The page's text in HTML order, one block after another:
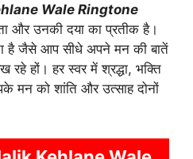
Wale Ringtone
और उनकी दया का प्रतीक है।
है जैसे आप सीधे अपने मन की बातें
रहे हों। हर स्वर में श्रद्धा, भक्ति
मन को शांति और उत्साह दोनों